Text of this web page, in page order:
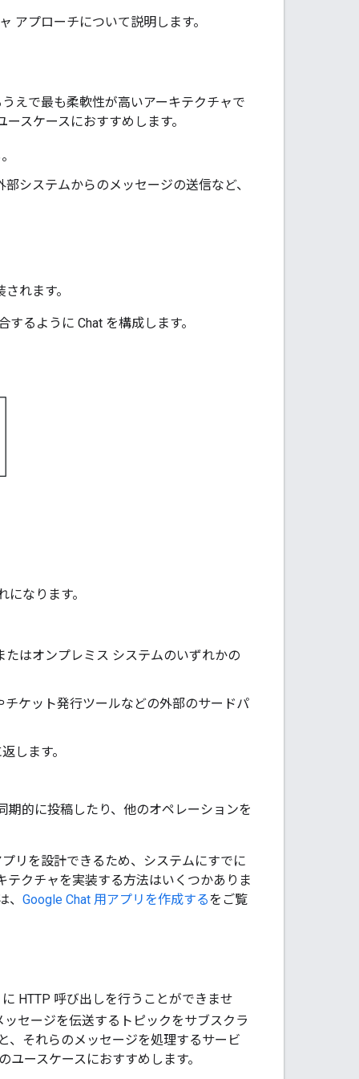
アプローチについて説明します。
えで最も柔軟性が高いアーキテクチャで
スケースにおすすめします。
システムからのメッセージの送信など、
れます。
るように Chat を構成します。
なります。
たはオンプレミス システムのいずれかの
チケット発行ツールなどの外部のサードパ
します。
期的に投稿したり、他のオペレーションを
リを設計できるため、システムにすでに
テクチャを実装する方法はいくつかありま
、 Google Chat 用アプリを作成するをご覧
HTTP 呼び出しを行うことができませ
セージを伝送するトピックをサブスクラ
、それらのメッセージを処理するサービ
ースケースにおすすめします。